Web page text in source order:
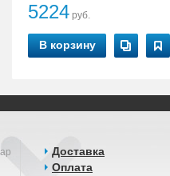
5224 руб.
В корзину
Доставка
Оплата